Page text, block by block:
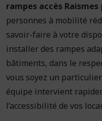
rampes accès Raismes
personnes à mobilité
savoir-faire à votre
installer des rampes
bâtiments, dans le
vous soyez un
équipe intervient
l’accessibilité de vos